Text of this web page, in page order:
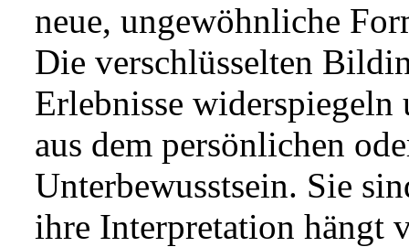
neue, ungewöhnliche
Die verschlüsselten
Erlebnisse
aus dem persönlichen
Unterbewusstsein. Sie
ihre Interpretation hängt